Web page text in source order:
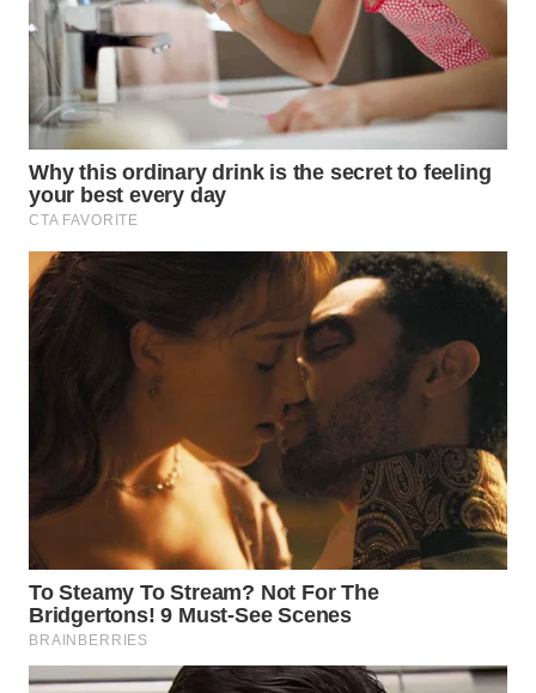
WN
INDRAMAYU
WN
KUNINGAN
WN
MAJALENGKA
WN
SUBANG
PURWAKARTA
PRIANGAN
TIMUR
WN